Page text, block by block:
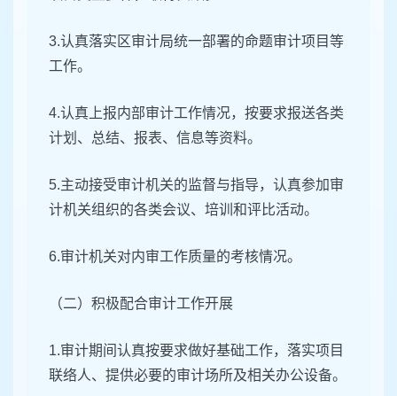
3.认真落实区审计局统一部署的命题审计项目等
工作。
4.认真上报内部审计工作情况，按要求报送各类
计划、总结、报表、信息等资料。
5.主动接受审计机关的监督与指导，认真参加审
计机关组织的各类会议、培训和评比活动。
6.审计机关对内审工作质量的考核情况。
（二）积极配合审计工作开展
1.审计期间认真按要求做好基础工作，落实项目
联络人、提供必要的审计场所及相关办公设备。